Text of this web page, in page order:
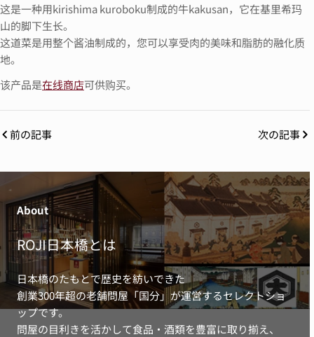
这是一种用kirishima kuroboku制成的牛kakusan，它在基里希玛
山的脚下生长。
这道菜是用整个酱油制成的，您可以享受肉的美味和脂肪的融化质
地。
该产品是在线商店可供购买。
前の記事 次の記事
About
ROJI日本橋とは
日本橋のたもとで歴史を紡いできた
創業300年超の老舗問屋「国分」が運営するセレクトショ
ップです。
問屋の目利きを活かして食品・酒類を豊富に取り揃え、